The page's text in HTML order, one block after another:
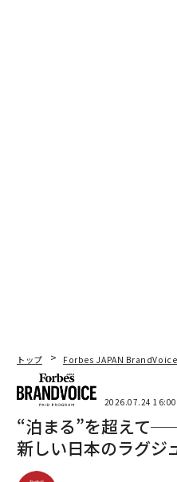
トップ Forbes JAPAN BrandVoice
2026.07.24 16:00
“泊まる”を超えて
新しい日本のラグジ